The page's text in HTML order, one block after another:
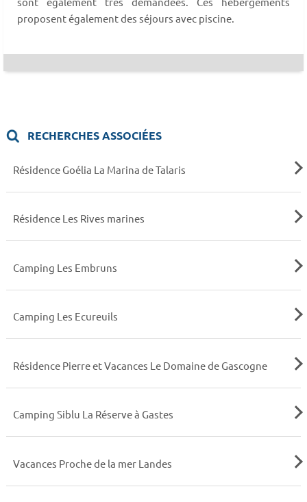
proposent également des séjours avec piscine.
RECHERCHES ASSOCIÉES
Résidence Goélia La Marina de Talaris
Résidence Les Rives marines
Camping Les Embruns
Camping Les Ecureuils
Résidence Pierre et Vacances Le Domaine de Gascogne
Camping Siblu La Réserve à Gastes
Vacances Proche de la mer Landes